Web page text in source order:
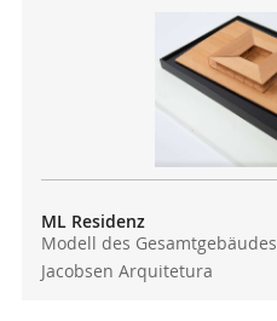
ML Residenz
Modell des Gesamtgebäudes
Jacobsen Arquitetura